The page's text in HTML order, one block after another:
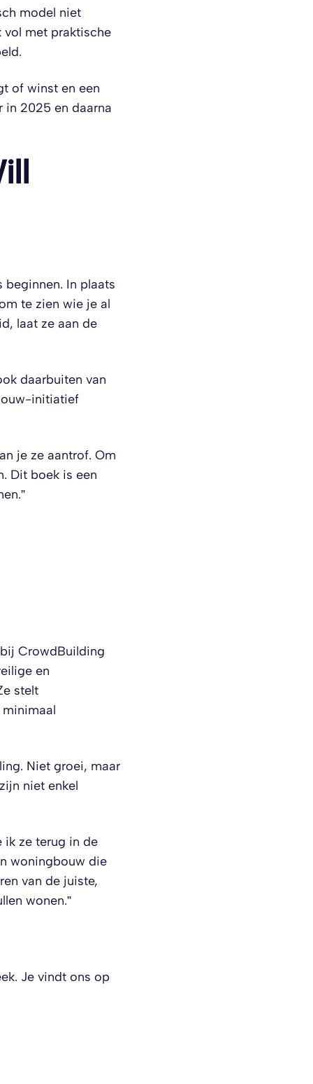
model niet
vol met praktische
of winst en een
in 2025 en daarna
In plaats
te zien wie je al
laat ze aan de
daarbuiten van
initiatief
je ze aantrof. Om
Dit boek is een
CrowdBuilding
en
stelt
Niet groei, maar
niet enkel
ik ze terug in de
woningbouw die
van de juiste,
wonen.”​
Je vindt ons op